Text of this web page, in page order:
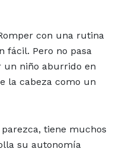
con una rutina
fácil. Pero no pasa
un niño aburrido en
la cabeza como un
tiene muchos
su autonomía